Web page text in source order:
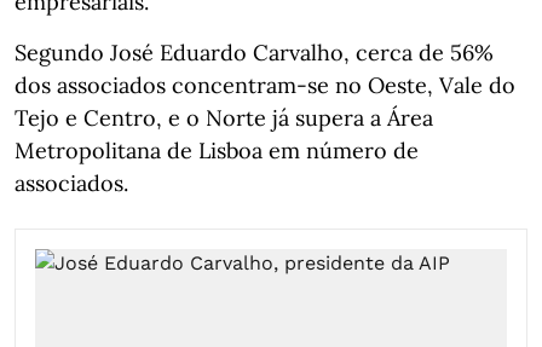
Segundo José Eduardo Carvalho, cerca de 56%
dos associados concentram‑se no Oeste, Vale do
Tejo e Centro, e o Norte já supera a Área
Metropolitana de Lisboa em número de
associados.